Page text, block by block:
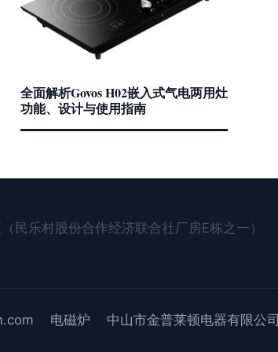
全面解析Govos H02嵌入式气电两用灶
功能、设计与使用指南
民乐村股份合作经济联合社厂房E栋之一）
电磁炉 中山市金普莱顿电器有限公司